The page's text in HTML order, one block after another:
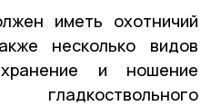
иметь охотничий
несколько видов
и ношение